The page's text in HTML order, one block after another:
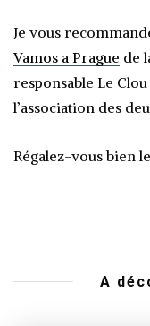
Je vous
Vamos a Prague de
responsable Le
l’association des
Régalez-vous bien
A